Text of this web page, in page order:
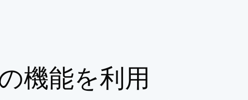
機能を利用